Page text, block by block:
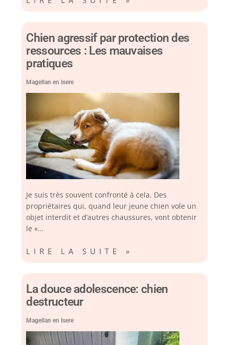
Chien agressif par protection des
ressources : Les mauvaises
pratiques
Magellan en Isere
Je suis très souvent confronté à cela. Des
propriétaires qui, quand leur jeune chien vole un
objet interdit et d’autres chaussures, vont obtenir
le «…
LIRE LA SUITE »
La douce adolescence: chien
destructeur
Magellan en Isere